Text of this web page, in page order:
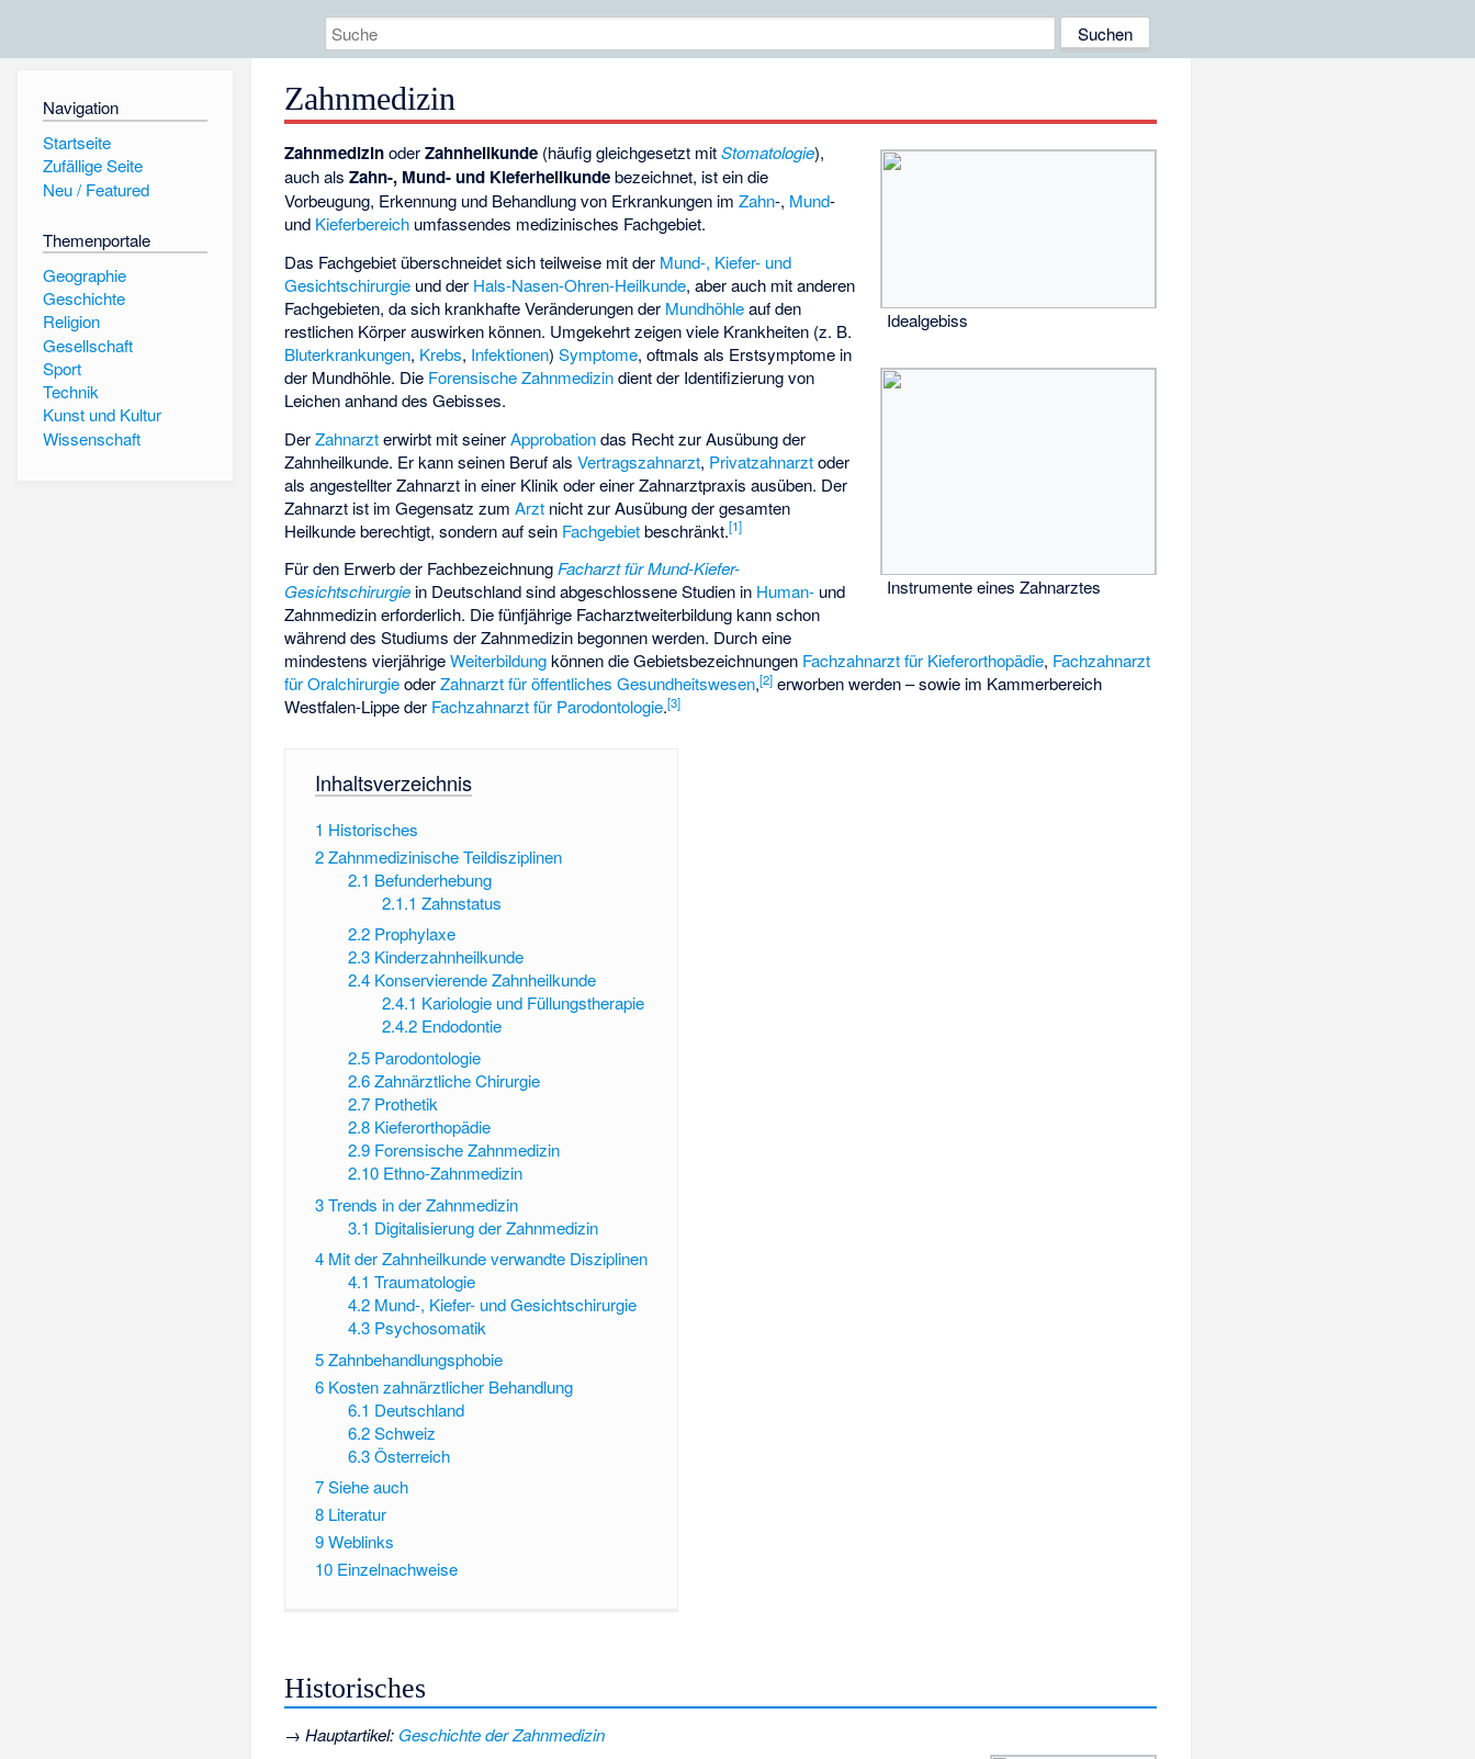
Navigation
Startseite
Zufällige Seite
Neu / Featured
Themenportale
Geographie
Geschichte
Religion
Gesellschaft
Sport
Technik
Kunst und Kultur
Wissenschaft
Zahnmedizin
Idealgebiss
Instrumente eines Zahnarztes
ZahnmedizinoderZahnheilkunde (häufig gleichgesetzt mitStomatologie),
auch alsZahn-, Mund- und Kieferheilkundebezeichnet, ist ein die
Vorbeugung, Erkennung und Behandlung von Erkrankungen imZahn-, Mund-
und Kieferbereich umfassendes medizinisches Fachgebiet.
Das Fachgebiet überschneidet sich teilweise mit der Mund-, Kiefer- und
Gesichtschirurgie und der Hals-Nasen-Ohren-Heilkunde, aber auch mit anderen
Fachgebieten, da sich krankhafte Veränderungen der Mundhöhleauf den
restlichen Körper auswirken können. Umgekehrt zeigen viele Krankheiten (z. B.
Bluterkrankungen, Krebs, Infektionen)Symptome, oftmals als Erstsymptome in
der Mundhöhle. Die Forensische Zahnmedizindient der Identifizierung von
Leichen anhand des Gebisses.
DerZahnarzterwirbt mit seinerApprobationdas Recht zur Ausübung der
Zahnheilkunde. Er kann seinen Beruf alsVertragszahnarzt, Privatzahnarztoder
als angestellter Zahnarzt in einer Klinik oder einer Zahnarztpraxis ausüben. Der
Zahnarzt ist im Gegensatz zumArzt nicht zur Ausübung der gesamten
Heilkunde berechtigt, sondern auf sein Fachgebietbeschränkt.[1]
Für den Erwerb der FachbezeichnungFacharzt für Mund-Kiefer-
Gesichtschirurgie in Deutschland sind abgeschlossene Studien in Human- und
Zahnmedizin erforderlich. Die fünfjährige Facharztweiterbildung kann schon
während des Studiums der Zahnmedizin begonnen werden. Durch eine
mindestens vierjährigeWeiterbildungkönnen die Gebietsbezeichnungen Fachzahnarzt für Kieferorthopädie, Fachzahnarzt
für OralchirurgieoderZahnarzt für öffentliches Gesundheitswesen,[2] erworben werden – sowie im Kammerbereich
Westfalen-Lippe der Fachzahnarzt für Parodontologie.[3]
Inhaltsverzeichnis
1 Historisches
2Zahnmedizinische Teildisziplinen
2.1 Befunderhebung
2.1.1 Zahnstatus
2.2 Prophylaxe
2.3 Kinderzahnheilkunde
2.4 Konservierende Zahnheilkunde
2.4.1 Kariologie und Füllungstherapie
2.4.2 Endodontie
2.5 Parodontologie
2.6 Zahnärztliche Chirurgie
2.7 Prothetik
2.8 Kieferorthopädie
2.9 Forensische Zahnmedizin
2.10 Ethno-Zahnmedizin
3Trends in der Zahnmedizin
3.1 Digitalisierung der Zahnmedizin
4 Mit der Zahnheilkunde verwandte Disziplinen
4.1 Traumatologie
4.2 Mund-, Kiefer- und Gesichtschirurgie
4.3 Psychosomatik
5Zahnbehandlungsphobie
6 Kosten zahnärztlicher Behandlung
6.1 Deutschland
6.2 Schweiz
6.3 Österreich
7Siehe auch
8 Literatur
9Weblinks
10 Einzelnachweise
Historisches
→Hauptartikel: Geschichte der Zahnmedizin